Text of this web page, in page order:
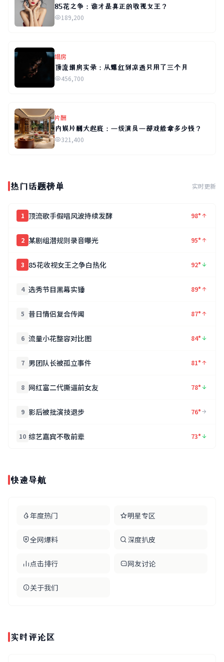
85花之争：谁才是真正的收视女王？
189,200
塌房
顶流塌房实录：从爆红到凉透只用了三个月
456,700
片酬
内娱片酬大起底：一线演员一部戏能拿多少钱？
321,400
热门话题榜单 实时更新
1 顶流歌手假唱风波持续发酵 98°
2 某剧组潜规则录音曝光 95°
3 85花收视女王之争白热化 92°
4 选秀节目黑幕实锤 89°
5 昔日情侣复合传闻 87°
6 流量小花整容对比图 84°
7 男团队长被孤立事件 81°
8 网红富二代撕逼前女友 78°
9 影后被批演技退步 76°
10 综艺嘉宾不敬前辈 73°
快速导航
年度热门 明星专区
全网爆料 深度扒皮
点击排行 网友讨论
关于我们
实时评论区